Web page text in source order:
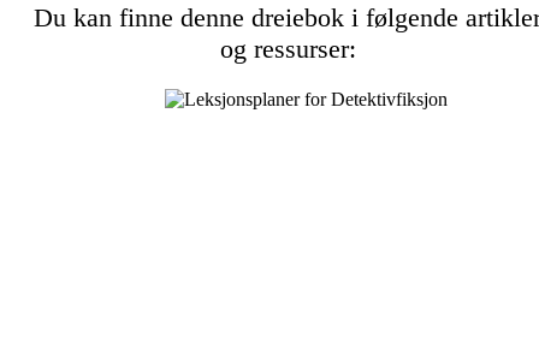
Du kan finne denne dreiebok i følgende
og ressurser: